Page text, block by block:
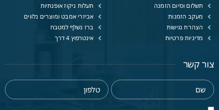
תשלום וסיום הזמנה
מעקב הזמנות
הצהרת נגישות
מדיניות פרטיות
תעלות ניקוז אופנתיות
אביזרי אמבט ומוצרים נלווים
ברז נשלף למטבח
אינטרפוץ 4 דרך
צור קשר